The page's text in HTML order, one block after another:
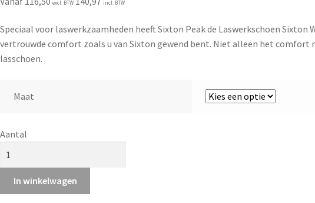
excl. BTW incl. BTW
Speciaal voor laswerkzaamheden heeft Sixton Peak de Laswerkschoen Sixton
vertrouwde comfort zoals u van Sixton gewend bent. Niet alleen het comfort
lasschoen.
Maat
Aantal
In winkelwagen